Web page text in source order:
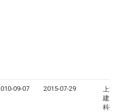
09-07 2015-07-29
上海
建业
科技